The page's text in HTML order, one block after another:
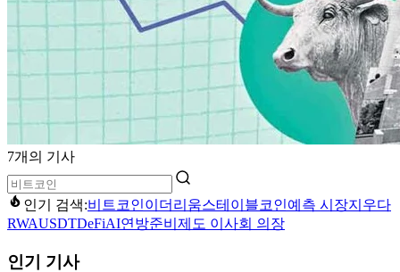
7개의 기사
인기 검색:비트코인이더리움스테이블코인예측 시장지우다
RWAUSDTDeFiAI연방준비제도 이사회 의장
인기 기사